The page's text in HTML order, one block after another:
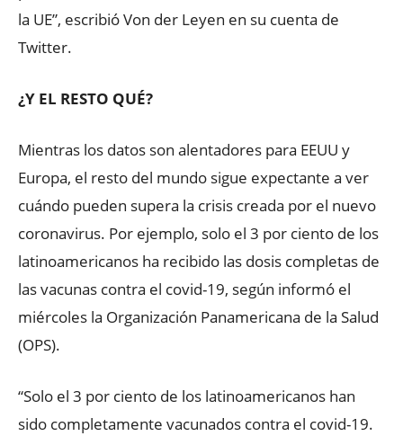
la UE”, escribió Von der Leyen en su cuenta de
Twitter.
¿Y EL RESTO QUÉ?
Mientras los datos son alentadores para EEUU y
Europa, el resto del mundo sigue expectante a ver
cuándo pueden supera la crisis creada por el nuevo
coronavirus. Por ejemplo, solo el 3 por ciento de los
latinoamericanos ha recibido las dosis completas de
las vacunas contra el covid-19, según informó el
miércoles la Organización Panamericana de la Salud
(OPS).
“Solo el 3 por ciento de los latinoamericanos han
sido completamente vacunados contra el covid-19.